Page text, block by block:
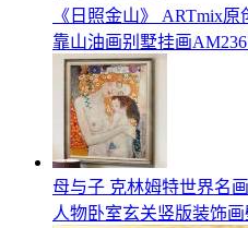
《日照金山》 ARTmix
靠山油画别墅挂画
母与子 克林姆特世界名
人物卧室玄关竖版装饰画